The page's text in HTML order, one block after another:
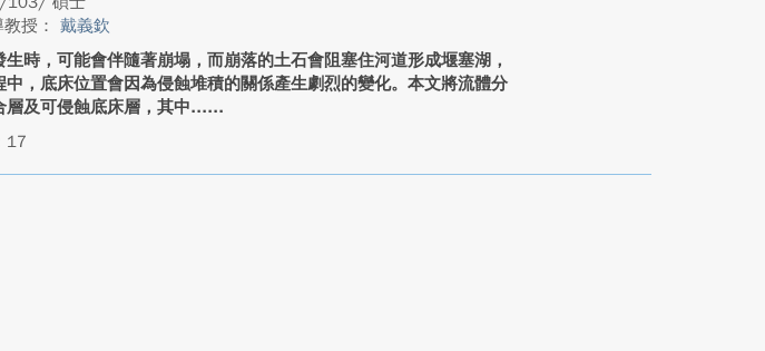
授： 戴義欽
時，可能會伴隨著崩塌，而崩落的土石會阻塞住河道形成堰塞湖，
，底床位置會因為侵蝕堆積的關係產生劇烈的變化。本文將流體分
層及可侵蝕底床層，其中...
17